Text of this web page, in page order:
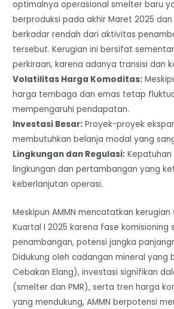
optimalnya operasional smelter baru
berproduksi pada akhir Maret 2025
berkadar rendah dari aktivitas
tersebut. Kerugian ini bersifat
perkiraan, karena adanya transisi dan
Volatilitas Harga Komoditas:
harga tembaga dan emas tetap
mempengaruhi pendapatan.
​Investasi Besar: Proyek-proyek
membutuhkan belanja modal yang
​Lingkungan dan Regulasi:
lingkungan dan pertambangan yang
keberlanjutan operasi.
​Meskipun AMMN mencatatkan
Kuartal I 2025 karena fase komisioning
penambangan, potensi jangka
Didukung oleh cadangan mineral
Cebakan Elang), investasi signifikan
(smelter dan PMR), serta tren harga
yang mendukung, AMMN berpotensi